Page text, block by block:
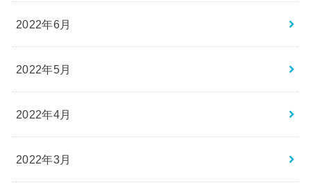
2022年6月
2022年5月
2022年4月
2022年3月